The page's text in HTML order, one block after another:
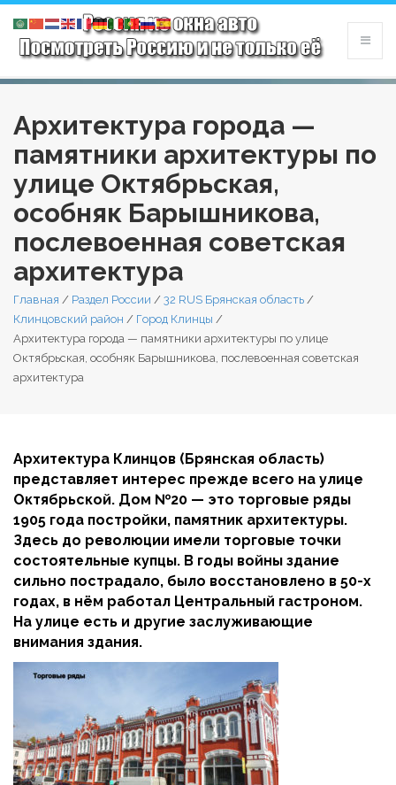
Архитектура города —
памятники архитектуры по
улице Октябрьская,
особняк Барышникова,
послевоенная советская
архитектура
Главная / Раздел России / 32 RUS Брянская область /
Клинцовский район / Город Клинцы /
Архитектура города — памятники архитектуры по улице
Октябрьская, особняк Барышникова, послевоенная советская
архитектура
Архитектура Клинцов (Брянская область)
представляет интерес прежде всего на улице
Октябрьской. Дом №20 — это торговые ряды
1905 года постройки, памятник архитектуры.
Здесь до революции имели торговые точки
состоятельные купцы. В годы войны здание
сильно пострадало, было восстановлено в 50-х
годах, в нём работал Центральный гастроном.
На улице есть и другие заслуживающие
внимания здания.